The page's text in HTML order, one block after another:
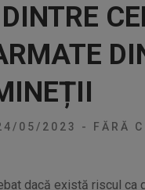
05/2023 - FĂRĂ
dacă există riscul